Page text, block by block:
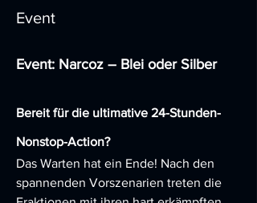
Event
Event: Narcoz – Blei oder Silber
Bereit für die ultimative 24-Stunden-
Nonstop-Action?
Das Warten hat ein Ende! Nach den
spannenden Vorszenarien treten die